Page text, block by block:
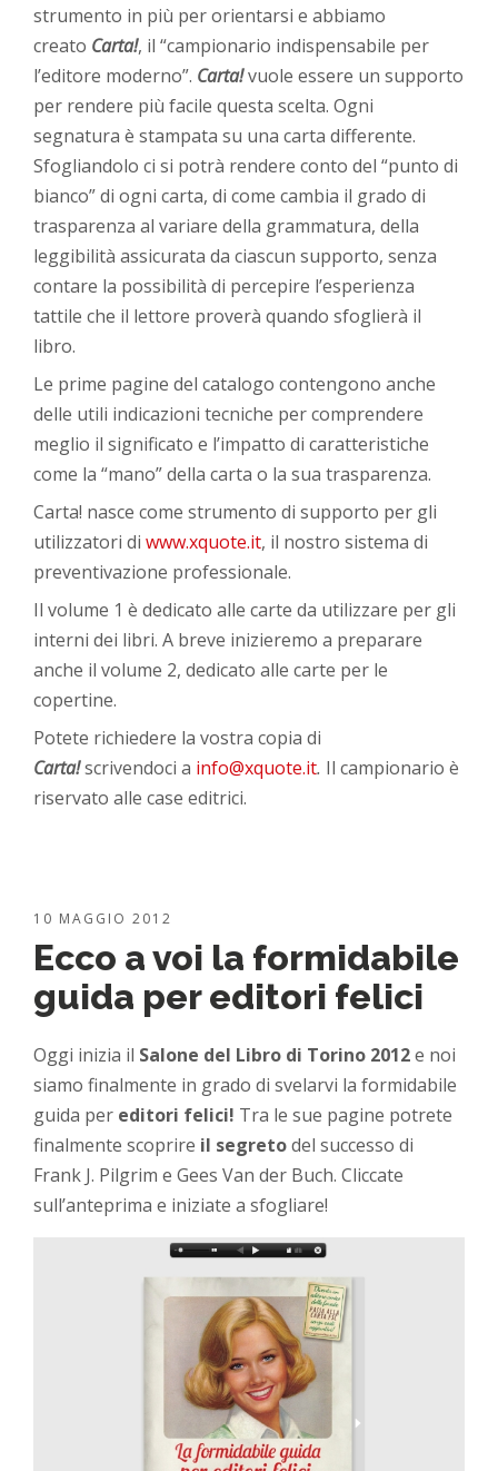
strumento in più per orientarsi e abbiamo
creato Carta!, il “campionario indispensabile per
l’editore moderno”. Carta!vuole essere un supporto
per rendere più facile questa scelta. Ogni
segnatura è stampata su una carta differente.
Sfogliandolo ci si potrà rendere conto del “punto di
bianco” di ogni carta, di come cambia il grado di
trasparenza al variare della grammatura, della
leggibilità assicurata da ciascun supporto, senza
contare la possibilità di percepire l’esperienza
tattile che il lettore proverà quando sfoglierà il
libro.
Le prime pagine del catalogo contengono anche
delle utili indicazioni tecniche per comprendere
meglio il significato e l’impatto di caratteristiche
come la “mano” della carta o la sua trasparenza.
Carta! nasce come strumento di supporto per gli
utilizzatori diwww.xquote.it, il nostro sistema di
preventivazione professionale.
Il volume 1 è dedicato alle carte da utilizzare per gli
interni dei libri. A breve inizieremo a preparare
anche il volume 2, dedicato alle carte per le
copertine.
Potete richiedere la vostra copia di
Carta!scrivendoci a info@xquote.it. Il campionario è
riservato alle case editrici.
10 MAGGIO 2012
Ecco a voi la formidabile
guida per editori felici
Oggi inizia il Salone del Libro di Torino 2012e noi
siamo finalmente in grado di svelarvi la formidabile
guida per editori felici! Tra le sue pagine potrete
finalmente scoprire il segretodel successo di
Frank J. Pilgrim e Gees Van der Buch. Cliccate
sull’anteprima e iniziate a sfogliare!